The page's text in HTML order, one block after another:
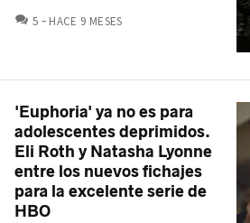
5 COMENTARIOS
HACE 9 MESES
'Euphoria' ya no es para
adolescentes deprimidos.
Eli Roth y Natasha Lyonne
entre los nuevos fichajes
para la excelente serie de
HBO